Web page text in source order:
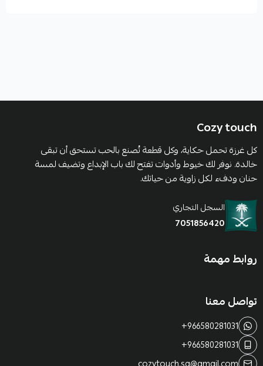
Cozy touch
كل غرزة تحمل حكاية، وكل قطعة تُصنع بالحب تستحق أن تبقى
خالدة. نوفر لك خيوط وأدوات تفتح لك باب الإبداع وتضيف لمسة
حنان ودفء لكل زاوية من حياتك.
السجل التجاري
7051856420
روابط مهمة
تواصل معنا
+966580281031
+966580281031